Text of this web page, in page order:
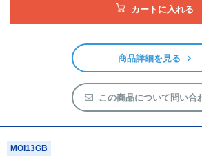
カートに入れる
商品詳細を見る
この商品について問い合
MOI13GB